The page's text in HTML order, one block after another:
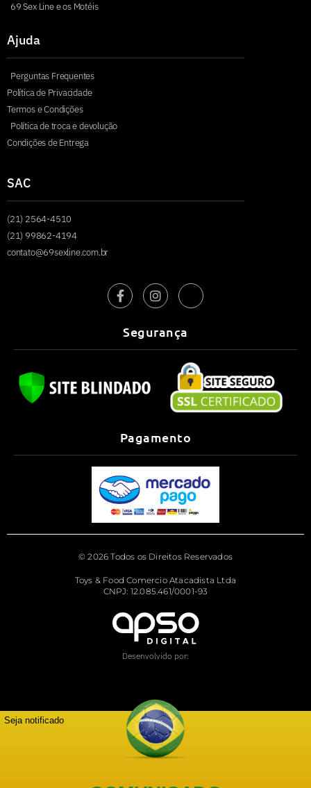
69 Sex Line e os Motéis
Ajuda
Perguntas Frequentes
Política de Privacidade
Termos e Condições
Política de troca e devolução
Condições de Entrega
SAC
(21) 2564-4510
(21) 99862-4194
contato@69sexline.com.br
Segurança
Pagamento
© 2026 Todos os Direitos Reservados
Toys & Food Comercio Atacadista Ltda
CNPJ: 12.085.461/0001-93
Desenvolvido por:
Seja notificado